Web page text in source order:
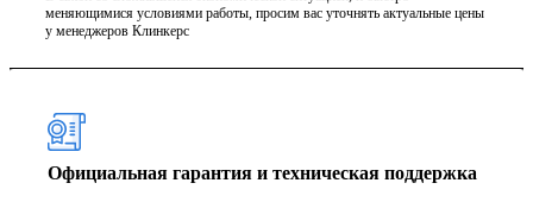
меняющимися условиями работы, просим вас уточнять актуальные цены
у менеджеров Клинкерс
Официальная гарантия и техническая поддержка